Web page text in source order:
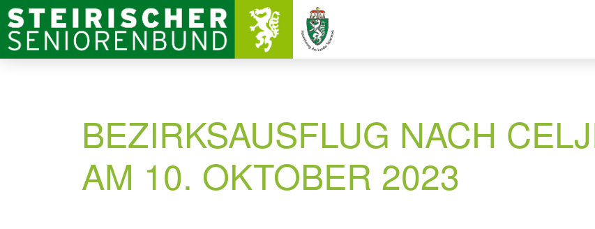
BEZIRKSAUSFLUG NACH
AM 10. OKTOBER 2023